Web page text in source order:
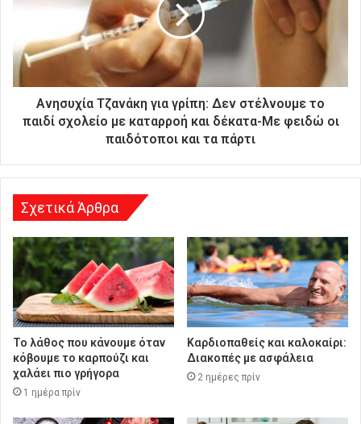
δ
ι
σ
Ανησυχία Τζανάκη για γρίπη: Δεν στέλνουμε το
παιδί σχολείο με καταρροή και δέκατα-Με φειδώ οι
παιδότοποι και τα πάρτι
Σχετικά Άρθρα
Το λάθος που κάνουμε όταν
κόβουμε το καρπούζι και
χαλάει πιο γρήγορα
1 ημέρα πρίν
Καρδιοπαθείς και καλοκαίρι:
Διακοπές με ασφάλεια
2 ημέρες πρίν